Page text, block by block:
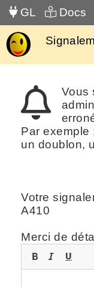
GL Docs
Vous
Par exemple
un doublon,
Votre
A410
Merci de